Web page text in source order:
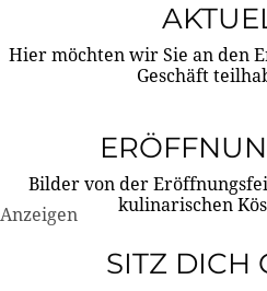
Hier möchten wir Sie an den
Geschäft
Bilder von der
kulinarischen
Anzeigen
SITZ DICH